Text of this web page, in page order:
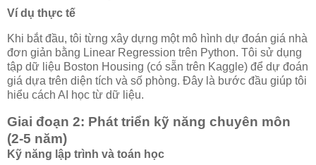
Ví dụ thực tế
Khi bắt đầu, tôi từng xây dựng một mô hình dự đoán giá nhà
đơn giản bằng Linear Regression trên Python. Tôi sử dụng
tập dữ liệu Boston Housing (có sẵn trên Kaggle) để dự đoán
giá dựa trên diện tích và số phòng. Đây là bước đầu giúp tôi
hiểu cách AI học từ dữ liệu.
Giai đoạn 2: Phát triển kỹ năng chuyên môn
(2-5 năm)
Kỹ năng lập trình và toán học